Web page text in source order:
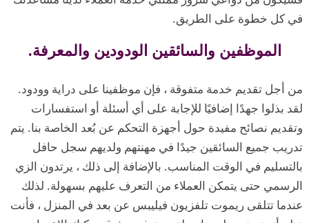
في كل خطوة على الطريق.
الموظفين والسائقين الودودين والمعرفة.
من أجل تقديم خدمة متفوقة ، فإن موظفينا على دراية وودود.
لقد بذلوا جهدًا إضافيًا للإجابة على أي أسئلة أو استفسارات
وتقديم نصائح مفيدة حول أجهزة التحكم عن بُعد الخاصة بنا. يتم
تدريب جميع السائقين جيدًا في مهنتهم ولديهم سجل حافل
بالتسليم في الوقت المناسب. بالإضافة إلى ذلك ، يرتدون الزي
الرسمي حتى يتمكن العملاء من التعرف عليهم بسهولة. لذلك
عندما تتلقى ريموت تلفزيون فيليبس عن بعد في المنزل ، فأنت